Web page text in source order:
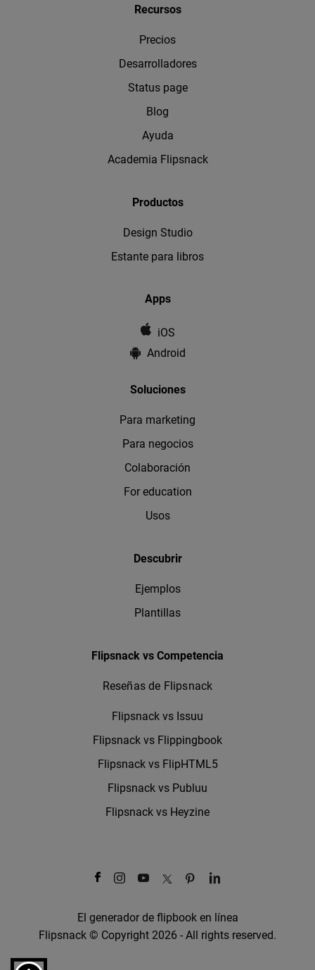
Recursos
Precios
Desarrolladores
Status page
Blog
Ayuda
Academia Flipsnack
Productos
Design Studio
Estante para libros
Apps
iOS
Android
Soluciones
Para marketing
Para negocios
Colaboración
For education
Usos
Descubrir
Ejemplos
Plantillas
Flipsnack vs Competencia
Reseñas de Flipsnack
Flipsnack vs Issuu
Flipsnack vs Flippingbook
Flipsnack vs FlipHTML5
Flipsnack vs Publuu
Flipsnack vs Heyzine
El generador de flipbook en línea
Flipsnack © Copyright 2026 - All rights reserved.